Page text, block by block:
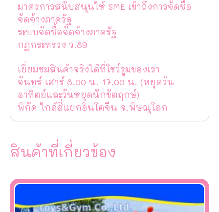
มาตรการสนับสนุนให้ SME เข้าถึงการจัดซื้อ
จัดจ้างภาครัฐ
ระบบจัดซื้อจัดจ้างภาครัฐ
กฏกระทรวง ว.89
เยี่ยมชมสินค้าจริงได้ที่โชว์รูมของเรา
จันทร์-เสาร์ 8.00 น.-17.00 น. (หยุดวัน
อาทิตย์และวันหยุดนักขัตฤกษ์)
พิกัด ใกล้สี่แยกอินโดจีน จ.พิษณุโลก
สินค้าที่เกี่ยวข้อง